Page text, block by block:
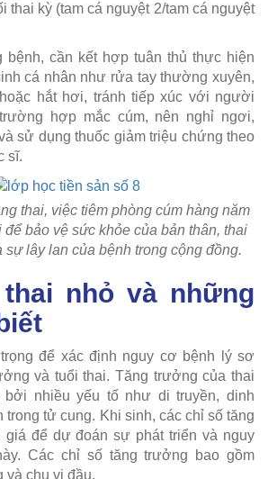
thai kỳ (tam cá nguyệt 2/tam cá nguyệt
bệnh, cần kết hợp tuân thủ thực hiện
cá nhân như rửa tay thường xuyên,
hắt hơi, tránh tiếp xúc với người
hợp mắc cúm, nên nghỉ ngơi,
sử dụng thuốc giảm triệu chứng theo
sĩ.
thai, việc tiêm phòng cúm hàng năm
bảo vệ sức khỏe của bản thân, thai
sự lây lan của bệnh trong cộng đồng.
nhỏ và những
để xác định nguy cơ bệnh lý sơ
và tuổi thai. Tăng trưởng của thai
nhiều yếu tố như di truyền, dinh
tử cung. Khi sinh, các chỉ số tăng
để dự đoán sự phát triển và nguy
Các chỉ số tăng trưởng bao gồm
và chu vi đầu.